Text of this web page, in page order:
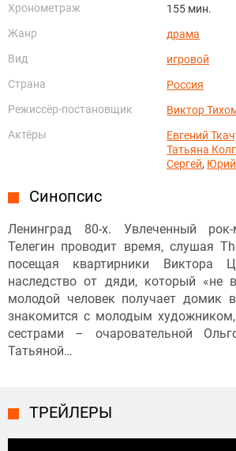
Хронометраж
155 мин.
Жанр
драма
Вид
игровой
Страна
Россия
Режиссёр-постановщик
Виктор
Актёры
Евгений
Татьяна
Сергей, Юрий
Синопсис
Ленинград 80-х. Увлеченный рок-
Телегин проводит время, слушая
посещая квартирники
наследство от дяди, который «не
молодой человек получает домик
знакомится с молодым
сестрами – очаровательной
Татьяной…
ТРЕЙЛЕРЫ